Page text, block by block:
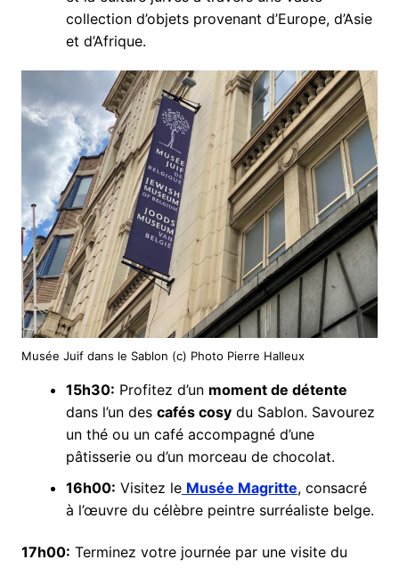
collection d’objets provenant d’Europe, d’Asie
et d’Afrique.
Musée Juif dans le Sablon (c) Photo Pierre Halleux
15h30: Profitez d’un moment de détente
dans l’un des cafés cosydu Sablon. Savourez
un thé ou un café accompagné d’une
pâtisserie ou d’un morceau de chocolat.
16h00: Visitez le Musée Magritte, consacré
à l’œuvre du célèbre peintre surréaliste belge.
17h00: Terminez votre journée par une visite du